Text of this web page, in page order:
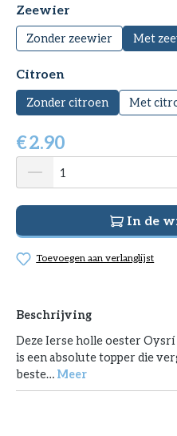
Selecteer
Zeewier
Zonder zeewier Met
Selecteer
Citroen
Zonder citroen Met
€2.90
In de
Toevoegen aan verlanglijst
Beschrijving
Deze Ierse holle oester
is een absolute topper die
beste… Meer